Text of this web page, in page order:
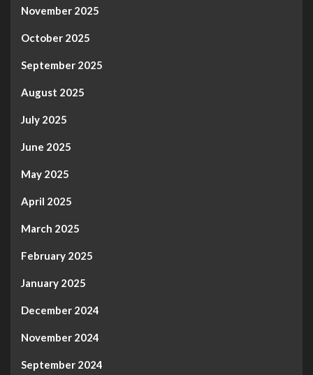
November 2025
October 2025
September 2025
August 2025
July 2025
June 2025
May 2025
April 2025
March 2025
February 2025
January 2025
December 2024
November 2024
September 2024